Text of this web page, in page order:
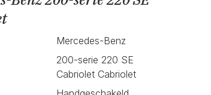
Mercedes-Benz
200-serie 220 SE
Cabriolet Cabriolet